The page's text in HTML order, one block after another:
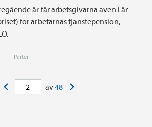
år får arbetsgivarna även i år
för arbetarnas tjänste­pension,
Parter
av48